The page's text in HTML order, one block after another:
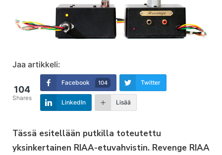
Jaa artikkeli:
104
Shares
Facebook 104 Twitter
LinkedIn Lisää
Tässä esitellään putkilla toteutettu
yksinkertainen RIAA-etuvahvistin. Revenge RIAA